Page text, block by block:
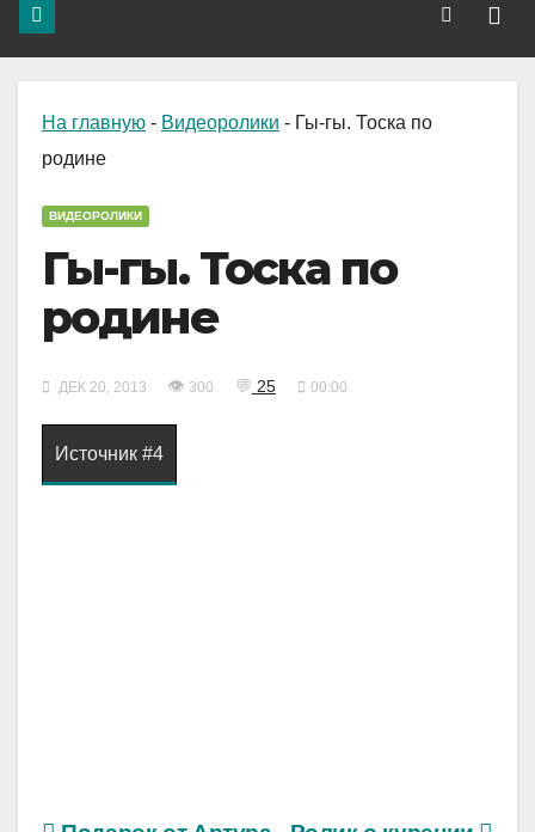
На главную - Видеоролики - Гы-гы. Тоска по
родине
ВИДЕОРОЛИКИ
Гы-гы. Тоска по
родине
ДЕК 20, 2013 👁 300 💬 25 00:00
Источник #4